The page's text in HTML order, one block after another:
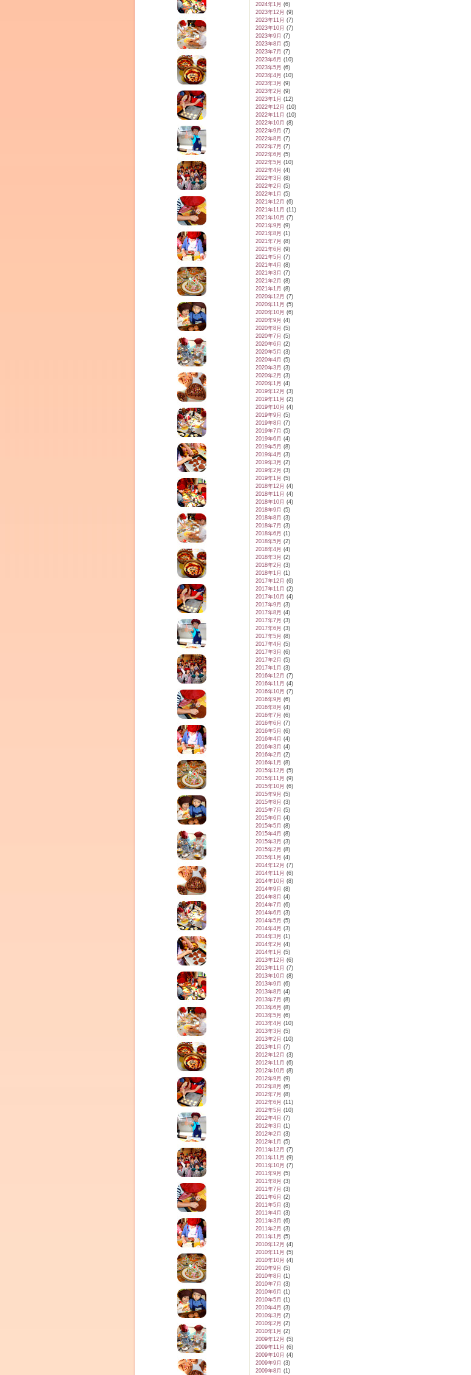
2024年1月 (6)
2023年12月 (9)
2023年11月 (7)
2023年10月 (7)
2023年9月 (7)
2023年8月 (5)
2023年7月 (7)
2023年6月 (10)
2023年5月 (6)
2023年4月 (10)
2023年3月 (9)
2023年2月 (9)
2023年1月 (12)
2022年12月 (10)
2022年11月 (10)
2022年10月 (8)
2022年9月 (7)
2022年8月 (7)
2022年7月 (7)
2022年6月 (5)
2022年5月 (10)
2022年4月 (4)
2022年3月 (8)
2022年2月 (5)
2022年1月 (5)
2021年12月 (6)
2021年11月 (11)
2021年10月 (7)
2021年9月 (9)
2021年8月 (1)
2021年7月 (8)
2021年6月 (9)
2021年5月 (7)
2021年4月 (8)
2021年3月 (7)
2021年2月 (8)
2021年1月 (8)
2020年12月 (7)
2020年11月 (5)
2020年10月 (6)
2020年9月 (4)
2020年8月 (5)
2020年7月 (5)
2020年6月 (2)
2020年5月 (3)
2020年4月 (5)
2020年3月 (3)
2020年2月 (3)
2020年1月 (4)
2019年12月 (3)
2019年11月 (2)
2019年10月 (4)
2019年9月 (5)
2019年8月 (7)
2019年7月 (5)
2019年6月 (4)
2019年5月 (8)
2019年4月 (3)
2019年3月 (2)
2019年2月 (3)
2019年1月 (5)
2018年12月 (4)
2018年11月 (4)
2018年10月 (4)
2018年9月 (5)
2018年8月 (3)
2018年7月 (3)
2018年6月 (1)
2018年5月 (2)
2018年4月 (4)
2018年3月 (2)
2018年2月 (3)
2018年1月 (1)
2017年12月 (6)
2017年11月 (2)
2017年10月 (4)
2017年9月 (3)
2017年8月 (4)
2017年7月 (3)
2017年6月 (3)
2017年5月 (8)
2017年4月 (5)
2017年3月 (6)
2017年2月 (5)
2017年1月 (3)
2016年12月 (7)
2016年11月 (4)
2016年10月 (7)
2016年9月 (6)
2016年8月 (4)
2016年7月 (6)
2016年6月 (7)
2016年5月 (6)
2016年4月 (4)
2016年3月 (4)
2016年2月 (2)
2016年1月 (8)
2015年12月 (5)
2015年11月 (9)
2015年10月 (6)
2015年9月 (5)
2015年8月 (3)
2015年7月 (5)
2015年6月 (4)
2015年5月 (8)
2015年4月 (8)
2015年3月 (3)
2015年2月 (8)
2015年1月 (4)
2014年12月 (7)
2014年11月 (6)
2014年10月 (8)
2014年9月 (8)
2014年8月 (4)
2014年7月 (6)
2014年6月 (3)
2014年5月 (5)
2014年4月 (3)
2014年3月 (1)
2014年2月 (4)
2014年1月 (5)
2013年12月 (6)
2013年11月 (7)
2013年10月 (8)
2013年9月 (6)
2013年8月 (4)
2013年7月 (8)
2013年6月 (8)
2013年5月 (6)
2013年4月 (10)
2013年3月 (5)
2013年2月 (10)
2013年1月 (7)
2012年12月 (3)
2012年11月 (6)
2012年10月 (8)
2012年9月 (9)
2012年8月 (6)
2012年7月 (8)
2012年6月 (11)
2012年5月 (10)
2012年4月 (7)
2012年3月 (1)
2012年2月 (3)
2012年1月 (5)
2011年12月 (7)
2011年11月 (9)
2011年10月 (7)
2011年9月 (5)
2011年8月 (3)
2011年7月 (3)
2011年6月 (2)
2011年5月 (3)
2011年4月 (3)
2011年3月 (6)
2011年2月 (3)
2011年1月 (5)
2010年12月 (4)
2010年11月 (5)
2010年10月 (4)
2010年9月 (5)
2010年8月 (1)
2010年7月 (3)
2010年6月 (1)
2010年5月 (1)
2010年4月 (3)
2010年3月 (2)
2010年2月 (2)
2010年1月 (2)
2009年12月 (5)
2009年11月 (6)
2009年10月 (4)
2009年9月 (3)
2009年8月 (1)